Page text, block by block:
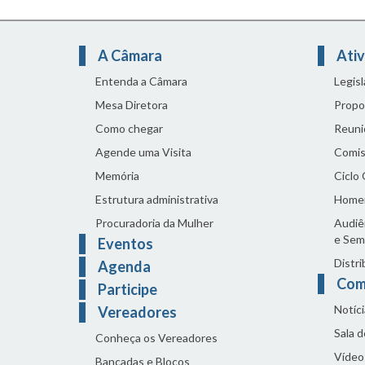
A Câmara
Entenda a Câmara
Mesa Diretora
Como chegar
Agende uma Visita
Memória
Estrutura administrativa
Procuradoria da Mulher
Eventos
Agenda
Participe
Vereadores
Conheça os Vereadores
Bancadas e Blocos
Ciclo
e
Sala